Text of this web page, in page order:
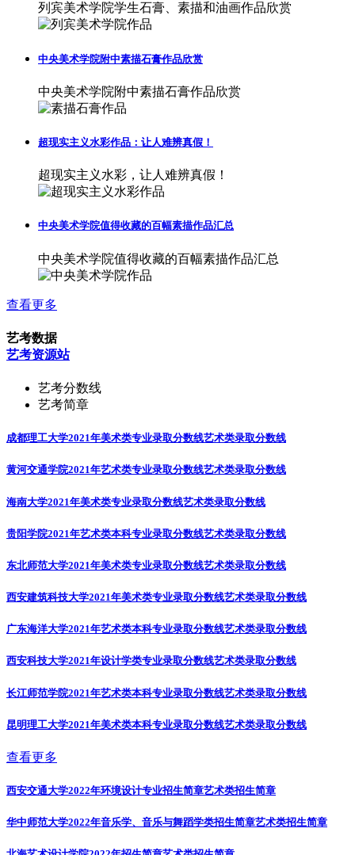
列宾美术学院学生石膏、素描和油画作品欣赏
中央美术学院附中素描石膏作品欣赏
中央美术学院附中素描石膏作品欣赏
超现实主义水彩作品：让人难辨真假！
超现实主义水彩，让人难辨真假！
中央美术学院值得收藏的百幅素描作品汇总
中央美术学院值得收藏的百幅素描作品汇总
查看更多
艺考数据
艺考资源站
艺考分数线
艺考简章
成都理工大学2021年美术类专业录取分数线艺术类录取分数线
黄河交通学院2021年艺术类专业录取分数线艺术类录取分数线
海南大学2021年美术类专业录取分数线艺术类录取分数线
贵阳学院2021年艺术类本科专业录取分数线艺术类录取分数线
东北师范大学2021年美术类专业录取分数线艺术类录取分数线
西安建筑科技大学2021年美术类专业录取分数线艺术类录取分数线
广东海洋大学2021年艺术类本科专业录取分数线艺术类录取分数线
西安科技大学2021年设计学类专业录取分数线艺术类录取分数线
长江师范学院2021年艺术类本科专业录取分数线艺术类录取分数线
昆明理工大学2021年美术类本科专业录取分数线艺术类录取分数线
查看更多
西安交通大学2022年环境设计专业招生简章艺术类招生简章
华中师范大学2022年音乐学、音乐与舞蹈学类招生简章艺术类招生简章